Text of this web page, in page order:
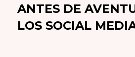
ANTES DE
LOS SOCIAL